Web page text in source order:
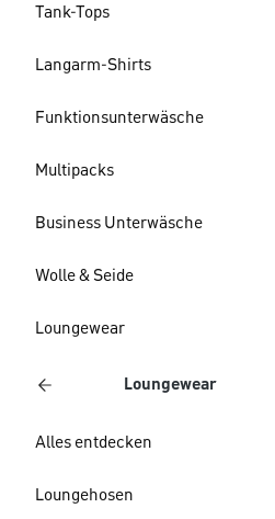
Tank-Tops
Langarm-Shirts
Funktionsunterwäsche
Multipacks
Business Unterwäsche
Wolle & Seide
Loungewear
Loungewear
Alles entdecken
Loungehosen